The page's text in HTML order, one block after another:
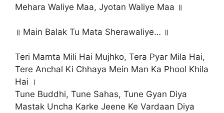
Mehara Waliye Maa, Jyotan Waliye Maa ॥
॥ Main Balak Tu Mata Sherawaliye… ॥
Teri Mamta Mili Hai Mujhko, Tera Pyar Mila Hai,
Tere Anchal Ki Chhaya Mein Man Ka Phool Khila
Hai ।
Tune Buddhi, Tune Sahas, Tune Gyan Diya
Mastak Uncha Karke Jeene Ke Vardaan Diya